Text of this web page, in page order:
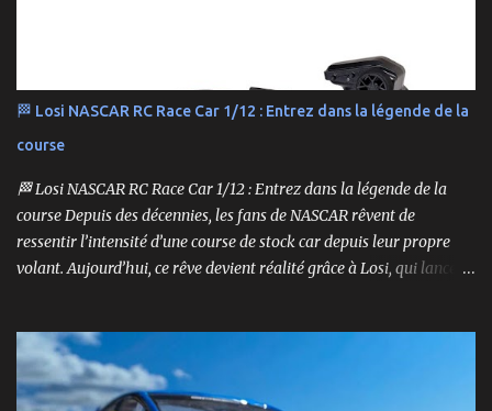
🏁 Losi NASCAR RC Race Car 1/12 : Entrez dans la légende de la
course
🏁 Losi NASCAR RC Race Car 1/12 : Entrez dans la légende de la
course Depuis des décennies, les fans de NASCAR rêvent de
ressentir l’intensité d’une course de stock car depuis leur propre
volant. Aujourd’hui, ce rêve devient réalité grâce à Losi, qui lance
foncer sur n’importe quelle surface plate. Voici le Losi NASCAR RC
Race Car , dans sa version Ryan Blaney No. 12 Advance Auto Parts
Ford Mustang RTR 2025 .